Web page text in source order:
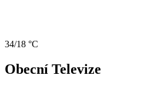
34/18 °C
Obecní Televize